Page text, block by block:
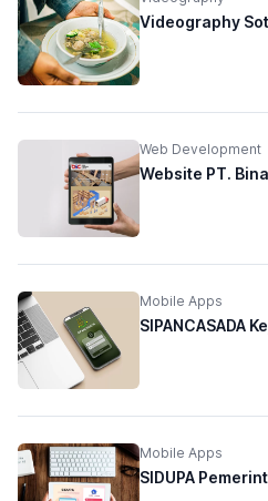
Videography
Web Development
Website PT.
Mobile Apps
SIPANCASADA
Mobile Apps
SIDUPA